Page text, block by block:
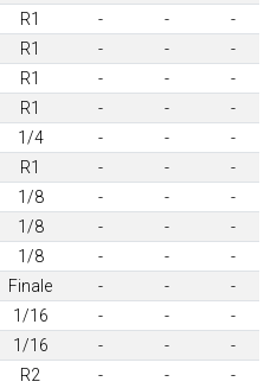
R1 - -
-
R1 - -
-
R1 - -
-
R1 - -
-
1/4 - -
-
R1 - -
-
1/8 - -
-
1/8 - -
-
1/8 - -
-
Finale - -
-
1/16 - -
-
1/16 - -
-
R2 - -
-